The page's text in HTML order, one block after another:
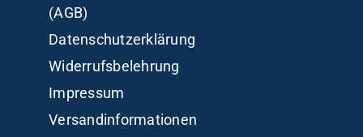
(AGB)
Datenschutzerklärung
Widerrufsbelehrung
Impressum
Versandinformationen